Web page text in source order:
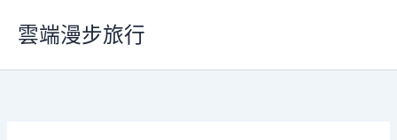
要
雲端漫步旅行